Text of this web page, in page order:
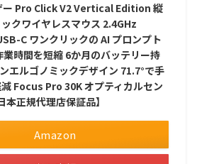
ー Pro Click V2 Vertical Edition 縦
クワイヤレスマウス 2.4GHz
C ワンクリックの AI プロンプト
業時間を短縮 6か月のバッテリー持
エルゴノミックデザイン 71.7°で手
Focus Pro 30K オプティカルセン
本正規代理店保証品】
Amazon